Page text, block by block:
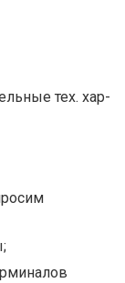
тех. хар-